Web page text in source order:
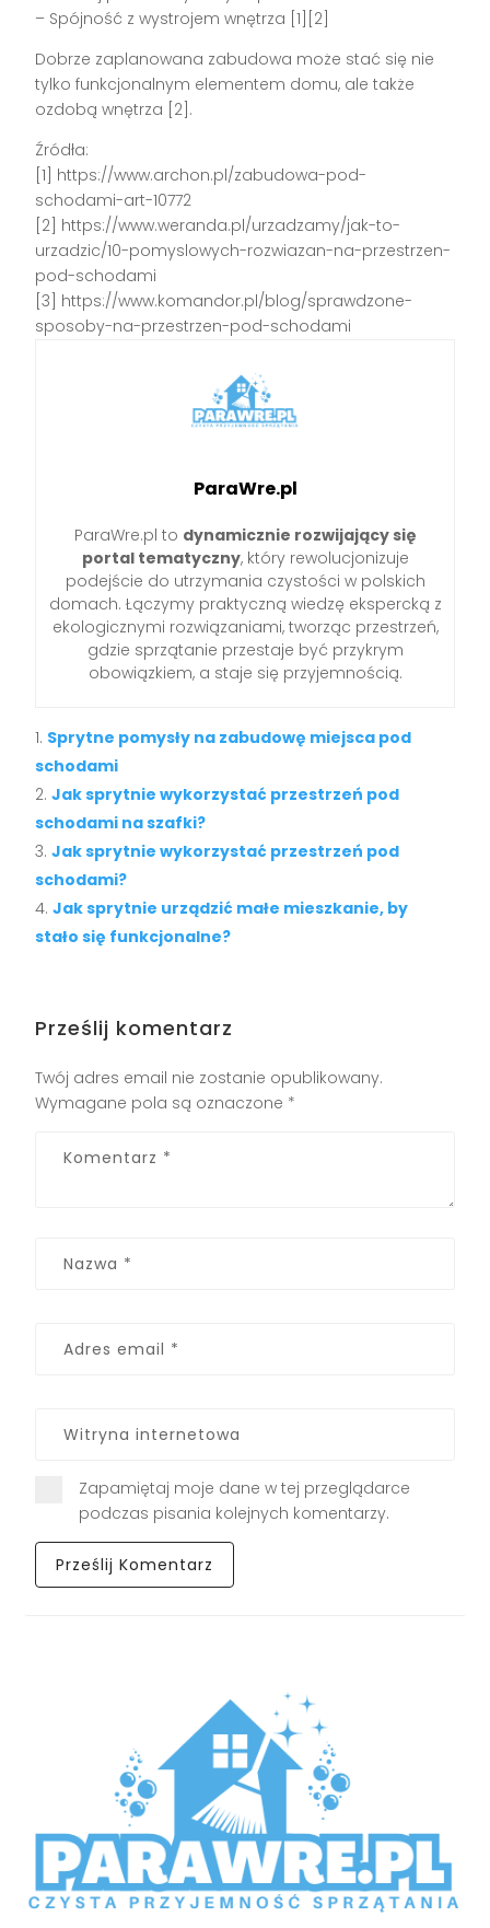
– Spójność z wystrojem wnętrza [1][2]
Dobrze zaplanowana zabudowa może stać się nie
tylko funkcjonalnym elementem domu, ale także
ozdobą wnętrza [2].
Źródła:
[1] https://www.archon.pl/zabudowa-pod-
schodami-art-10772
[2] https://www.weranda.pl/urzadzamy/jak-to-
urzadzic/10-pomyslowych-rozwiazan-na-przestrzen-
pod-schodami
[3] https://www.komandor.pl/blog/sprawdzone-
sposoby-na-przestrzen-pod-schodami
ParaWre.pl
ParaWre.pl to dynamicznie rozwijający się
portal tematyczny, który rewolucjonizuje
podejście do utrzymania czystości w polskich
domach. Łączymy praktyczną wiedzę ekspercką z
ekologicznymi rozwiązaniami, tworząc przestrzeń,
gdzie sprzątanie przestaje być przykrym
obowiązkiem, a staje się przyjemnością.
Sprytne pomysły na zabudowę miejsca pod
schodami
Jak sprytnie wykorzystać przestrzeń pod
schodami na szafki?
Jak sprytnie wykorzystać przestrzeń pod
schodami?
Jak sprytnie urządzić małe mieszkanie, by
stało się funkcjonalne?
Prześlij komentarz
Twój adres email nie zostanie opublikowany.
Wymagane pola są oznaczone *
Zapamiętaj moje dane w tej przeglądarce
podczas pisania kolejnych komentarzy.